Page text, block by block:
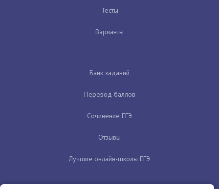
Тесты
Варианты
Банк заданий
Перевод баллов
Сочинение ЕГЭ
Отзывы
Лучшие онлайн-школы ЕГЭ